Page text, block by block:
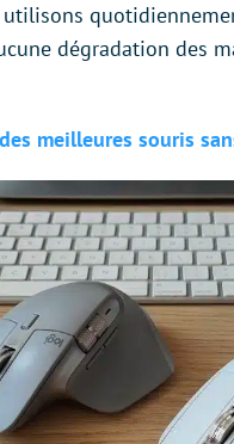
utilisons
dégradation des
meilleures souris